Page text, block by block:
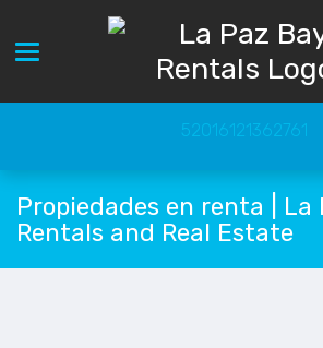
Toggle navigation
52016121362761
Propiedades en renta | La
Rentals and Real Estate